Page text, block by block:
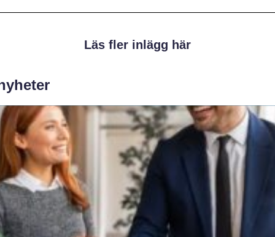
Läs fler inlägg här